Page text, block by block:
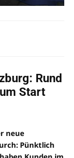
Rund
Start
neue
Pünktlich